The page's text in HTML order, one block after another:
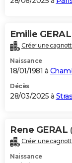
S'inscrire
Se connecter
Lycées
Collèges
Primaires
Universités
Entreprises
Service militaire
Avis de recherche
AVIS DE DÉCÈS
Bricolage
Lifestyle
Culture
Sport
Auto
Television
Voyage
Cinema
Emilie GERAL
Créer une
Naissance
18/01/1981 à
Décès
28/03/2025 à
Rene GERAL
Créer une
Naissance